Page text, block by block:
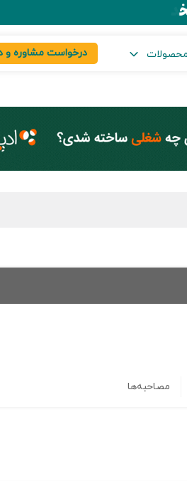
محصولات درخواست مشاوره و
مصاحبه‌ها